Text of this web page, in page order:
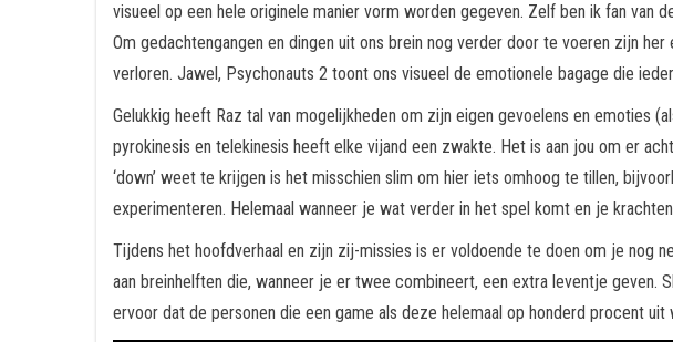
visueel op een hele originele manier vorm worden gegeven. Zelf ben ik fan van
Om gedachtengangen en dingen uit ons brein nog verder door te voeren zijn
verloren. Jawel, Psychonauts 2 toont ons visueel de emotionele bagage die
Gelukkig heeft Raz tal van mogelijkheden om zijn eigen gevoelens en emoties
pyrokinesis en telekinesis heeft elke vijand een zwakte. Het is aan jou om er
‘down’ weet te krijgen is het misschien slim om hier iets omhoog te tillen,
experimenteren. Helemaal wanneer je wat verder in het spel komt en je
Tijdens het hoofdverhaal en zijn zij-missies is er voldoende te doen om je nog
aan breinhelften die, wanneer je er twee combineert, een extra leventje
ervoor dat de personen die een game als deze helemaal op honderd procent